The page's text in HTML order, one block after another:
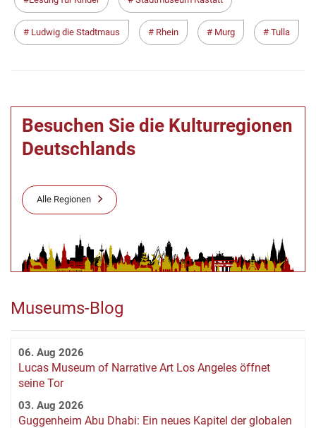
Ludwig die Stadtmaus Rhein Murg Tulla
Besuchen Sie die Kulturregionen
Deutschlands
Alle Regionen
Museums-Blog
06. Aug 2026
Lucas Museum of Narrative Art Los Angeles öffnet
seine Tor
03. Aug 2026
Guggenheim Abu Dhabi: Ein neues Kapitel der globalen